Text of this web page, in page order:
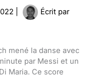
Écrit par
mené la danse avec
par Messi et un
Maria. Ce score